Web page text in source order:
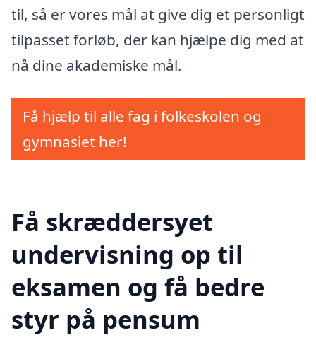
til, så er vores mål at give dig et personligt
tilpasset forløb, der kan hjælpe dig med at
nå dine akademiske mål.
Få hjælp til alle fag i folkeskolen og
gymnasiet her!
Få skræddersyet
undervisning op til
eksamen og få bedre
styr på pensum